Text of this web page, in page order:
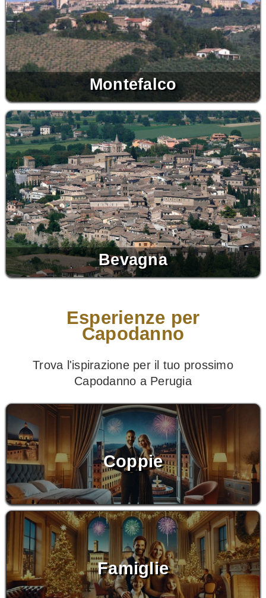
Montefalco
Bevagna
Esperienze per
Capodanno
Trova l'ispirazione per il tuo prossimo
Capodanno a Perugia
Coppie
Famiglie